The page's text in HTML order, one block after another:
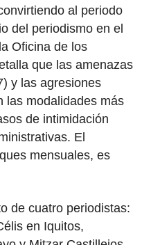
al periodo
del periodismo en el
Oficina de los
que las amenazas
y las agresiones
las modalidades más
de intimidación
El
mensuales, es
de cuatro periodistas:
en Iquitos,